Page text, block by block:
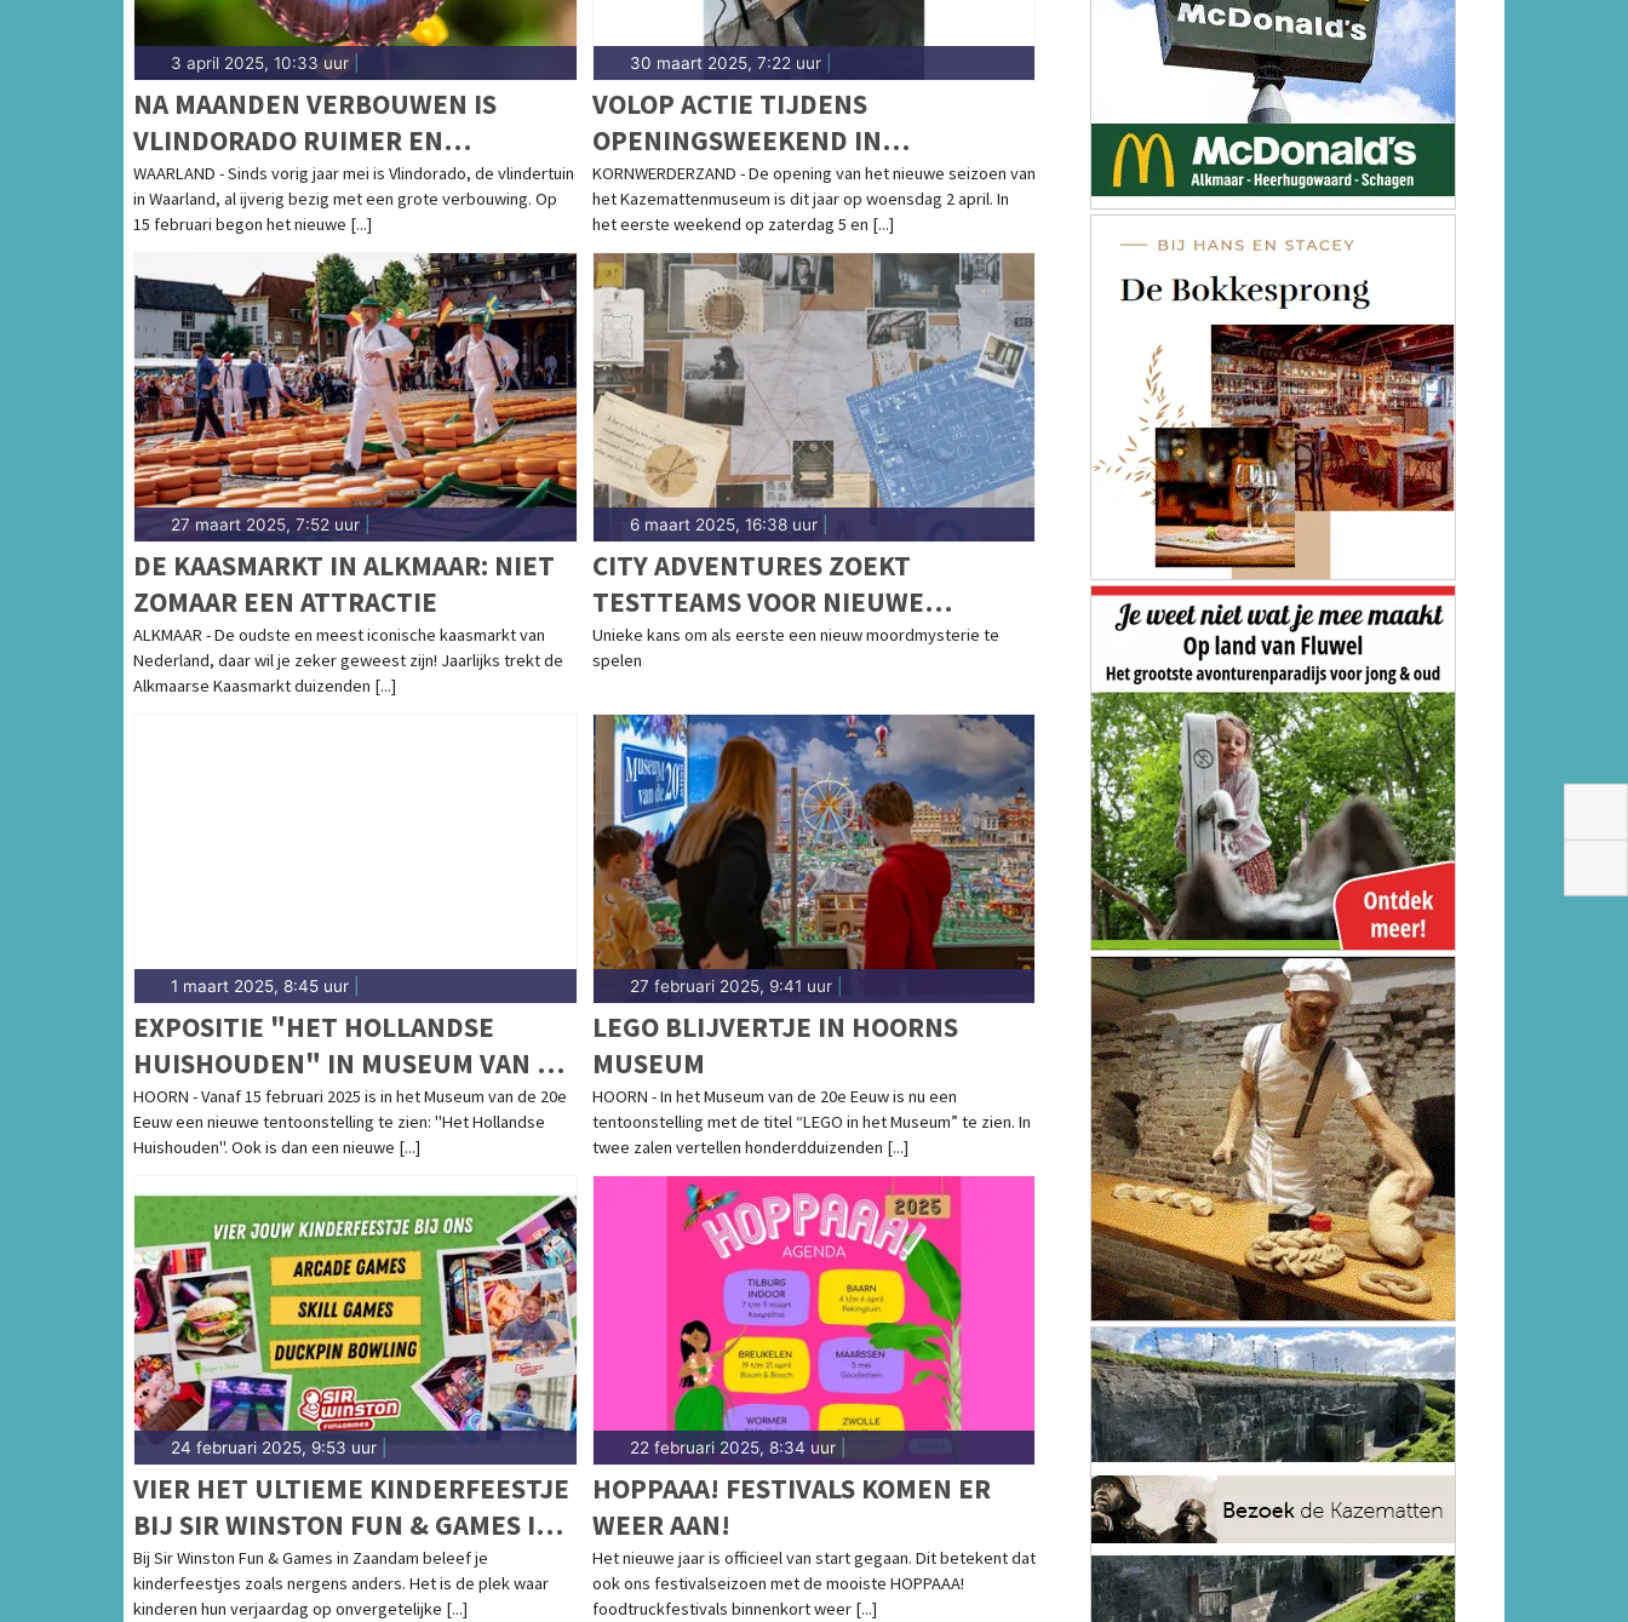
3 april 2025, 10:33 uur
NA MAANDEN VERBOUWEN IS
VLINDORADO RUIMER EN
GROOTSER DAN OOIT
WAARLAND - Sinds vorig jaar mei is Vlindorado, de vlindertuin
in Waarland, al ijverig bezig met een grote verbouwing. Op
15 februari begon het nieuwe [...]
30 maart 2025, 7:22 uur|
VOLOP ACTIE TIJDENS
OPENINGSWEEKEND IN
KAZEMATTENMUSEUM
KORNWERDERZAND - De opening van het nieuwe seizoen van
het Kazemattenmuseum is dit jaar op woensdag 2 april. In
het eerste weekend op zaterdag 5 en [...]
27 maart 2025, 7:52 uur
DE KAASMARKT IN ALKMAAR: NIET
ZOMAAR EEN ATTRACTIE
ALKMAAR - De oudste en meest iconische kaasmarkt van
Nederland, daar wil je zeker geweest zijn! Jaarlijks trekt de
Alkmaarse Kaasmarkt duizenden [...]
6 maart 2025, 16:38 uur|
CITY ADVENTURES ZOEKT
TESTTEAMS VOOR NIEUWE
MURDER MYSTERY GAME
Unieke kans om als eerste een nieuw moordmysterie te
spelen
1 maart 2025, 8:45 uur
EXPOSITIE "HET HOLLANDSE
HUISHOUDEN" IN MUSEUM VAN DE
20E EEUW
HOORN - Vanaf 15 februari 2025 is in het Museum van de 20e
Eeuw een nieuwe tentoonstelling te zien: "Het Hollandse
Huishouden". Ook is dan een nieuwe [...]
27 februari 2025, 9:41 uur|
LEGO BLIJVERTJE IN HOORNS
MUSEUM
HOORN - In het Museum van de 20e Eeuw is nu een
tentoonstelling met de titel “LEGO in het Museum” te zien. In
twee zalen vertellen honderdduizenden [...]
24 februari 2025, 9:53 uur
VIER HET ULTIEME KINDERFEESTJE
BIJ SIR WINSTON FUN & GAMES IN
ZAANDAM!
Bij Sir Winston Fun & Games in Zaandam beleef je
kinderfeestjes zoals nergens anders. Het is de plek waar
kinderen hun verjaardag op onvergetelijke [...]
22 februari 2025, 8:34 uur|
HOPPAAA! FESTIVALS KOMEN ER
WEER AAN!
Het nieuwe jaar is officieel van start gegaan. Dit betekent dat
ook ons festivalseizoen met de mooiste HOPPAAA!
foodtruckfestivals binnenkort weer [...]